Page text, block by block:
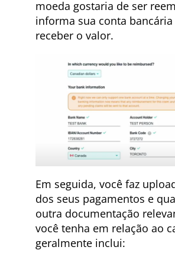
moeda gostaria de ser
informa sua conta bancária
receber o valor.
Em seguida, você faz
dos seus pagamentos e
outra documentação
você tenha em relação ao
geralmente inclui: